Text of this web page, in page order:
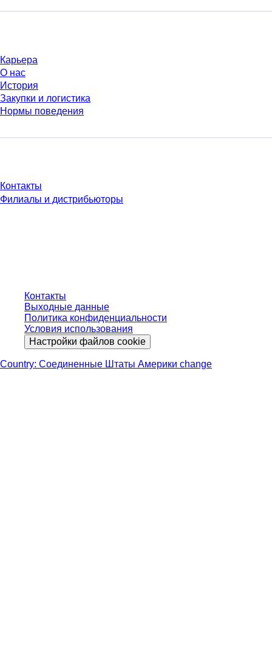
Карьера
О нас
История
Закупки и логистика
Нормы поведения
Контакты
Филиалы и дистрибьюторы
Контакты
Выходные данные
Политика конфиденциальности
Условия использования
Настройки файлов cookie
Country: Соединенные Штаты Америки change